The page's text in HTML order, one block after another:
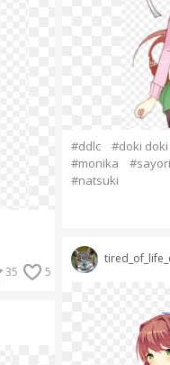
35 5
#ddlc
#doki
#monika
#sayori
#natsuki